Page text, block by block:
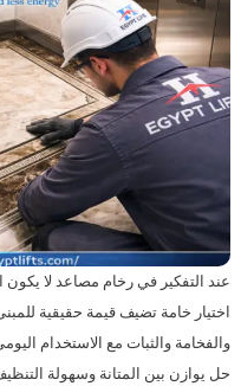
عند التفكير في رخام مصاعد لا
اختيار خامة تضيف قيمة حقيقية
والفخامة والثبات مع الاستخدام
حل يوازن بين المتانة وسهولة